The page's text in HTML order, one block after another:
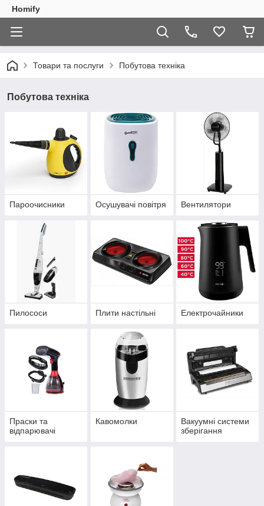
Homify
Товари та послуги Побутова техніка
Побутова техніка
Пароочисники Осушувачі повітря Вентилятори
Пилососи Плити настільні Електрочайники
Праски та
відпарювачі
Кавомолки
Вакуумні системи
зберігання